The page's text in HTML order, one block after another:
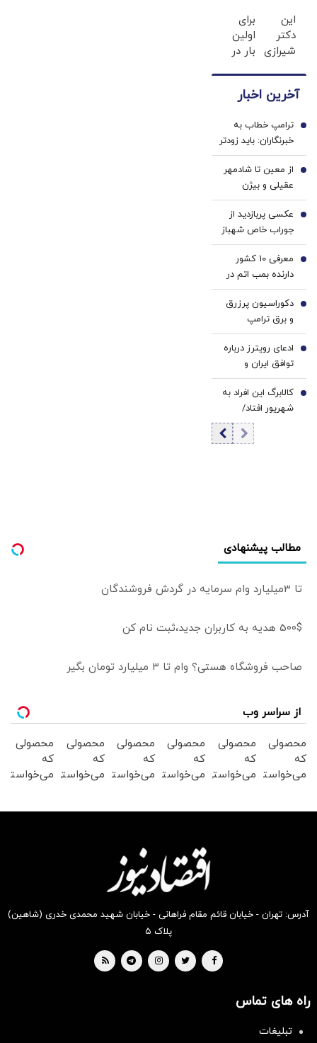
دندان
پزشکی
با پک
خانگی
ها با
ژل
سفید
خرید40%تخفیف
این
دکتر
شیرازی
زخم
را
ساخت!!!
برای
اولین
بار در
این
کرم
ترمیم
کننده
23
روزه
آخرین اخبار
ترامپ خطاب به
خبرنگاران: باید زودتر
بروم؛ یک جنگ در
پیش داریم! + فیلم
1
از معین تا شادمهر
عقیلی و بیژن
مرتضوی/ حرف های
تازه پزشکیان درباره
بازگشت ایرانی ها
به کشور
2
عکسی پربازدید از
جوراب‌ خاص شهباز
شریف در مراسم
امضاء توافق‌ مکه
3
معرفی 10 کشور
دارنده بمب اتم در
جهان/ کدام کشور
بیشترین بمب اتم
را دارد؟ +
اینفوگرافی
4
دکوراسیون پرزرق‌
و برق ترامپ
تداعی‌کننده
کاخ‌های صدام
است/ کلینتون
خطاب به مردم
آمریکا: اینجا خانه او
نیست
5
ادعای رویترز درباره
توافق ایران و
عمان/ به محض
توافق بر سر تنگه
هرمز آمریکا
محاصره را لغو
6
کالابرگ این افراد به
شهریور افتاد/
زمان‌بندی جدید را
7
مطالب پیشنهادی
تا 3میلیارد وام سرمایه در گردش فروشندگان
500$ هدیه به کاربران جدید،ثبت نام کن
صاحب فروشگاه هستی؟ وام تا ۳ میلیارد تومان بگیر
از سراسر وب
محصولی
که
می‌خواستی
محصولی
که
می‌خواستی
محصولی
که
می‌خواستی
بخر !
محصولی
که
می‌خواستی
بخر !
محصولی
که
می‌خواستی
محصولی
که
می‌خواستی
آدرس: تهران - خیابان قائم مقام فراهانی - خیابان شهید محمدی خدری (شاهین)
پلاک ۵
راه های تماس
تبلیغات